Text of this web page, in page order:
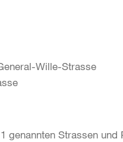
Wille-Strasse
genannten Strassen und